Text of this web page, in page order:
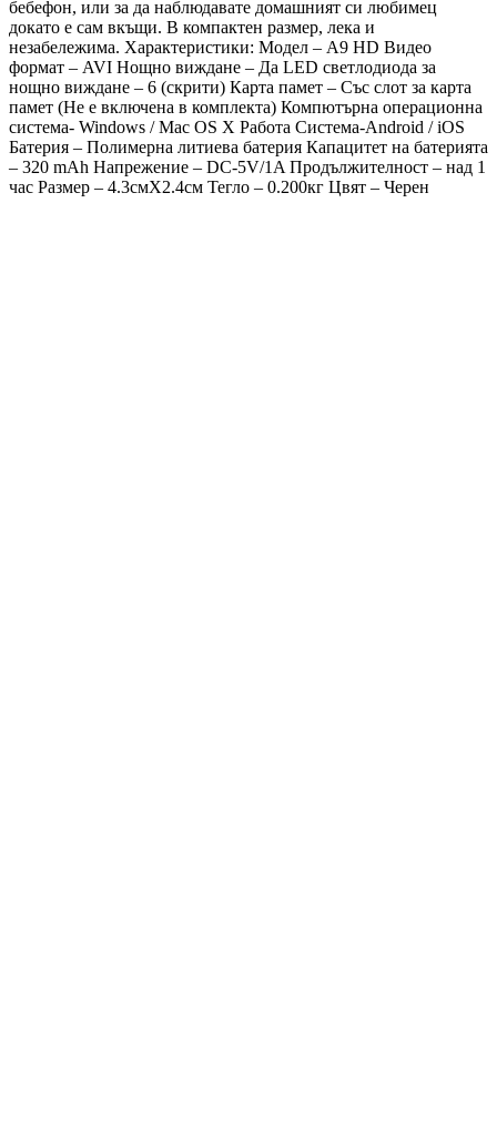
бебефон, или за да наблюдавате домашният си любимец
докато е сам вкъщи. В компактен размер, лека и
незабележима. Характеристики: Модел – A9 HD Видео
формат – AVI Нощно виждане – Да LED светлодиода за
нощно виждане – 6 (скрити) Карта памет – Със слот за карта
памет (Не е включена в комплекта) Компютърна операционна
система- Windows / Mac OS X Работа Система-Android / iOS
Батерия – Полимерна литиева батерия Капацитет на батерията
– 320 mAh Напрежение – DC-5V/1A Продължителност – над 1
час Размер – 4.3смХ2.4см Тегло – 0.200кг Цвят – Черен